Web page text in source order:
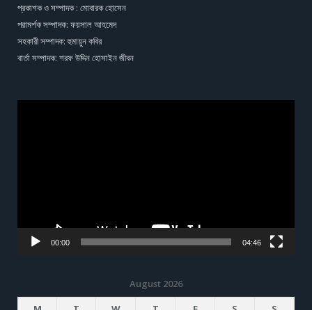
প্রকাশক ও সম্পাদক : মোবারক হোসেন
পরামর্শক সম্পাদক: ফয়সাল আহমেদ
সহকারী সম্পাদক: হুমায়ুন কবির
বার্তা সম্পাদক: শরফ উদ্দিন হোসাইন জীবন
00:00 04:46
August 2026